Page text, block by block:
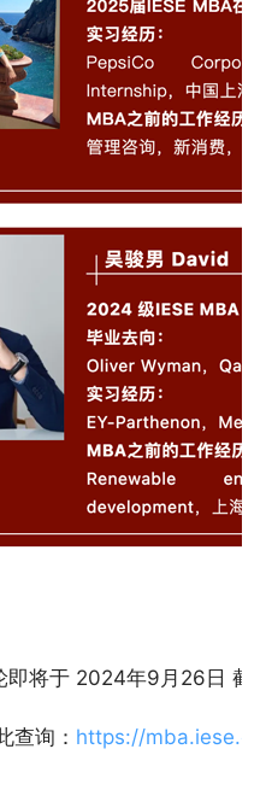
即将于 2024年9月26日 截
查询： https://